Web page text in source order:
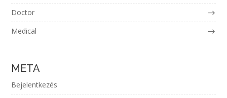
Doctor
Medical
META
Bejelentkezés